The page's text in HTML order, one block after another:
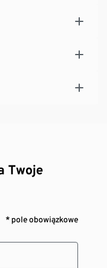
Twoje
* pole obowiązkowe